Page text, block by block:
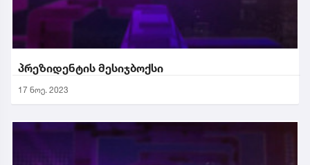
პრეზიდენტის მესიჯბოქსი
17 ნოე. 2023